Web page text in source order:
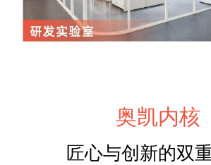
奥凯内核
匠心与创新的双